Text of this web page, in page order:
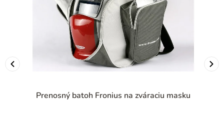
Prenosný batoh Fronius na zváraciu masku